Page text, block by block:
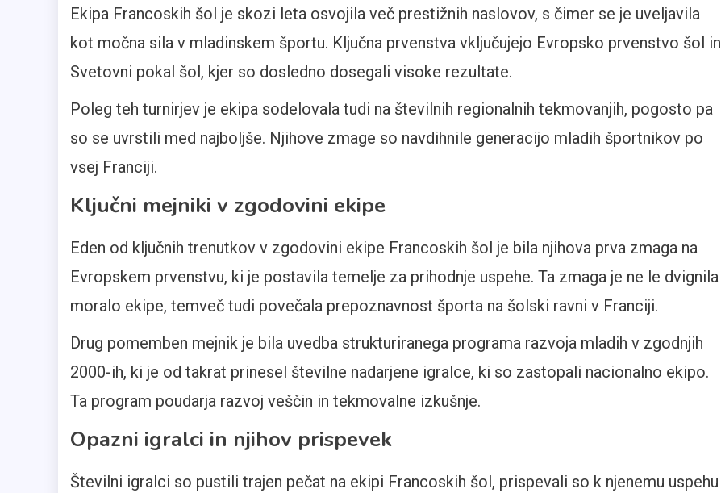
Ekipa Francoskih šol je skozi leta osvojila več prestižnih naslovov, s čimer se je uveljavila
kot močna sila v mladinskem športu. Ključna prvenstva vključujejo Evropsko prvenstvo šol in
Svetovni pokal šol, kjer so dosledno dosegali visoke rezultate.
Poleg teh turnirjev je ekipa sodelovala tudi na številnih regionalnih tekmovanjih, pogosto pa
so se uvrstili med najboljše. Njihove zmage so navdihnile generacijo mladih športnikov po
vsej Franciji.
Ključni mejniki v zgodovini ekipe
Eden od ključnih trenutkov v zgodovini ekipe Francoskih šol je bila njihova prva zmaga na
Evropskem prvenstvu, ki je postavila temelje za prihodnje uspehe. Ta zmaga je ne le dvignila
moralo ekipe, temveč tudi povečala prepoznavnost športa na šolski ravni v Franciji.
Drug pomemben mejnik je bila uvedba strukturiranega programa razvoja mladih v zgodnjih
2000-ih, ki je od takrat prinesel številne nadarjene igralce, ki so zastopali nacionalno ekipo.
Ta program poudarja razvoj veščin in tekmovalne izkušnje.
Opazni igralci in njihov prispevek
Številni igralci so pustili trajen pečat na ekipi Francoskih šol, prispevali so k njenemu uspehu